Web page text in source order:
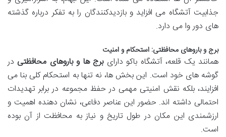
جذابیت آتشگاه می افزاید و بازدیدکنندگان را به تفکر درباره گذشته
های دور وا می دارد.
برج و باروهای محافظتی: استحکام و امنیت
همانند یک قلعه، آتشگاه باکو دارایبرج ها و باروهای محافظتی در
گوشه های خود است. این بخش ها، نه تنها به استحکام کلی بنا می
افزایند، بلکه نقش امنیتی مهمی در حفظ مجموعه در برابر تهدیدات
احتمالی داشته اند. حضور این عناصر دفاعی، نشان دهنده اهمیت و
ارزشمندی این مکان در طول تاریخ و نیاز به محافظت از آن بوده
است.